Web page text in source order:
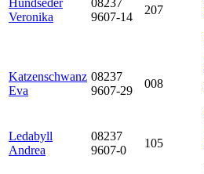
Hundseder
Veronika
08237
9607-14
207
Katzenschwanz
Eva
08237
9607-29
008
Ledabyll
Andrea
08237
9607-0
105